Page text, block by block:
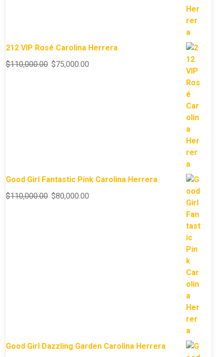
212 VIP Rosé Carolina Herrera
$110,000.00 $75,000.00
Good Girl Fantastic Pink Carolina Herrera
$110,000.00 $80,000.00
Good Girl Dazzling Garden Carolina Herrera